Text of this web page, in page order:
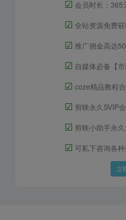
☑ 会员时长：365
☑ 全站资源免费
☑ 推广佣金高达
☑ 自媒体必备【市
☑ coze精品教程
☑ 剪映永久SVIP
☑ 剪映小助手永
☑ 可私下咨询各
立